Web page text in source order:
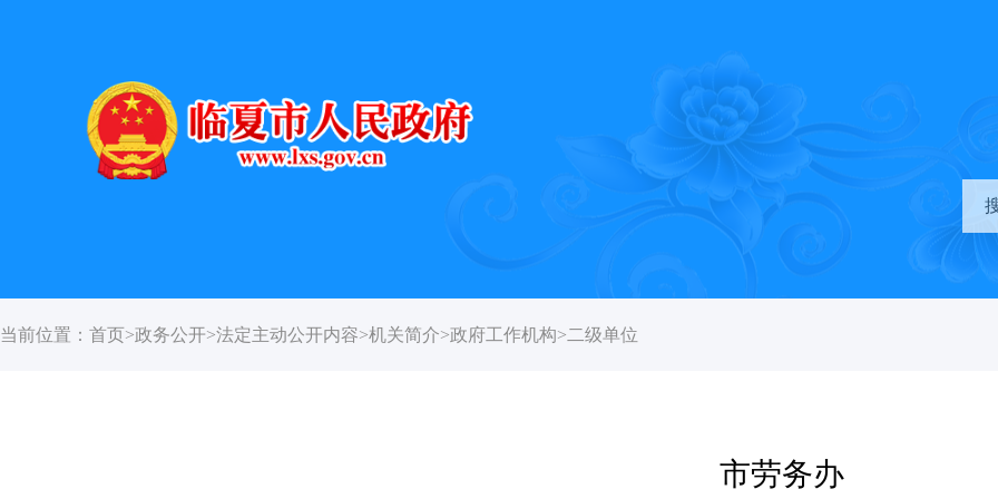
当前位置： 首页>政务公开>法定主动公开内容>机关简介>政府工作机构>二级单位
市劳务办